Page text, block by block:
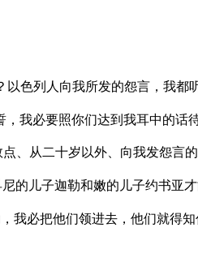
色列人向我所发的怨言，我都听
我必要照你们达到我耳中的话待
、从二十岁以外、向我发怨言的
的儿子迦勒和嫩的儿子约书亚才
必把他们领进去，他们就得知